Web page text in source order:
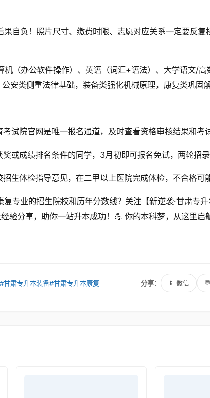
自负！照片尺寸、缴费时限、志愿对应关系一定要反复
机（办公软件操作）、英语（词汇+语法）、大学语文/高
安类侧重法律基础，装备类强化机械原理，康复类巩固
试院官网是唯一报名通道，及时查看资格审核结果和考
或成绩排名条件的同学，3月初即可报名免试，两轮招录
生体检指导意见，在二甲以上医院完成体检，不合格可
专业的招生院校和历年分数线？关注【新逆袭·甘肃专
验分享，助你一站升本成功！💪 你的本科梦，从这里启
#甘肃专升本装备#甘肃专升本康复 分享： 📱 微信